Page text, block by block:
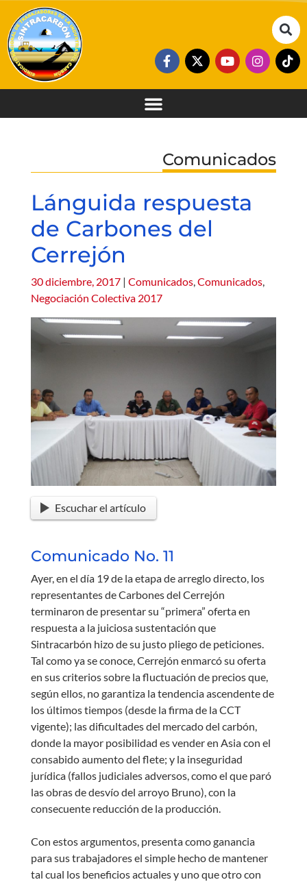
Comunicados
Lánguida respuesta
de Carbones del
Cerrejón
30 diciembre, 2017 | Comunicados,Comunicados,
Negociación Colectiva 2017
Escuchar el artículo
Comunicado No. 11
Ayer, en el día 19 de la etapa de arreglo directo, los
representantes de Carbones del Cerrejón
terminaron de presentar su “primera” oferta en
respuesta a la juiciosa sustentación que
Sintracarbón hizo de su justo pliego de peticiones.
Tal como ya se conoce, Cerrejón enmarcó su oferta
en sus criterios sobre la fluctuación de precios que,
según ellos, no garantiza la tendencia ascendente de
los últimos tiempos (desde la firma de la CCT
vigente); las dificultades del mercado del carbón,
donde la mayor posibilidad es vender en Asia con el
consabido aumento del flete; y la inseguridad
jurídica (fallos judiciales adversos, como el que paró
las obras de desvío del arroyo Bruno), con la
consecuente reducción de la producción.
Con estos argumentos, presenta como ganancia
para sus trabajadores el simple hecho de mantener
tal cual los beneficios actuales y uno que otro con